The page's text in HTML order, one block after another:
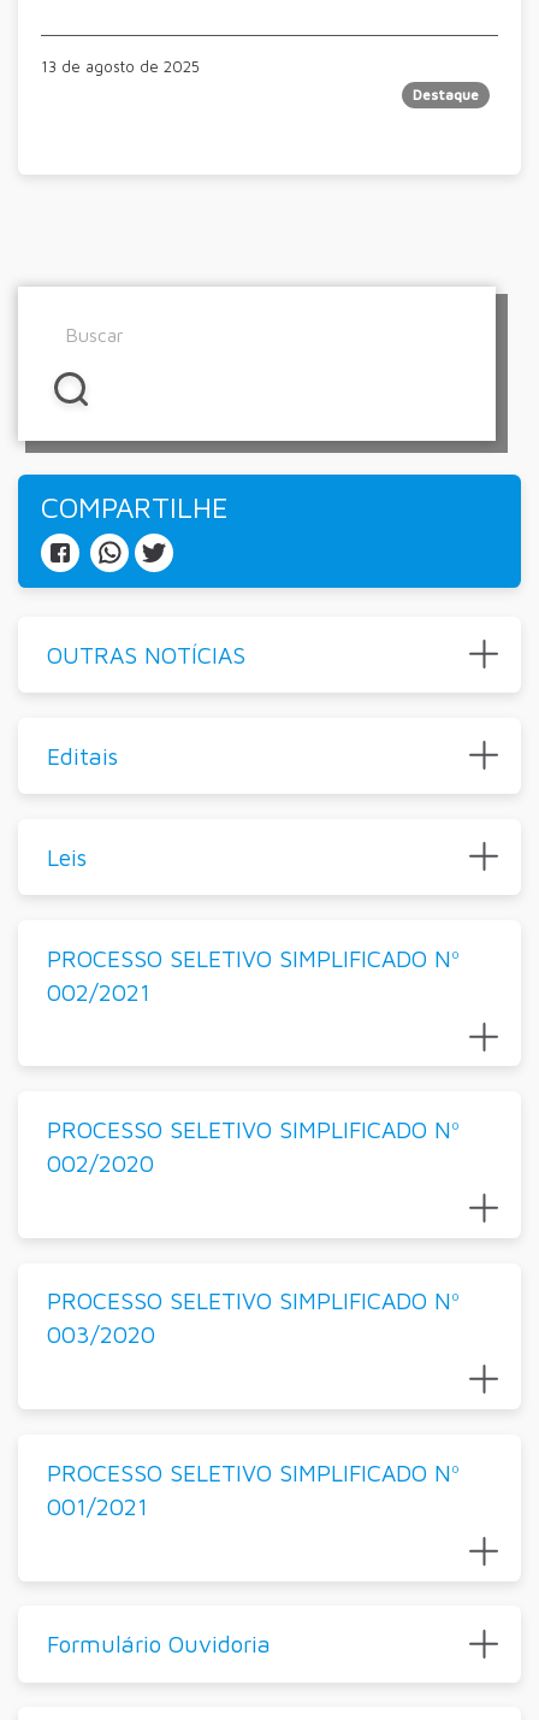
13 de agosto de 2025
Destaque
COMPARTILHE
OUTRAS NOTÍCIAS
Editais
Leis
PROCESSO SELETIVO SIMPLIFICADO Nº
002/2021
PROCESSO SELETIVO SIMPLIFICADO Nº
002/2020
PROCESSO SELETIVO SIMPLIFICADO Nº
003/2020
PROCESSO SELETIVO SIMPLIFICADO Nº
001/2021
Formulário Ouvidoria